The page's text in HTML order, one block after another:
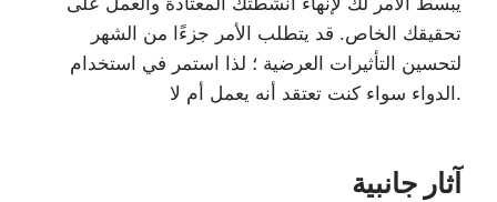
تحقيقك الخاص. قد يتطلب الأمر جزءًا من الشهر
لتحسين التأثيرات العرضية ؛ لذا استمر في استخدام
الدواء سواء كنت تعتقد أنه يعمل أم لا.
آثار جانبية